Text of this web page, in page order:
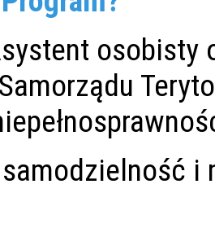
osobisty